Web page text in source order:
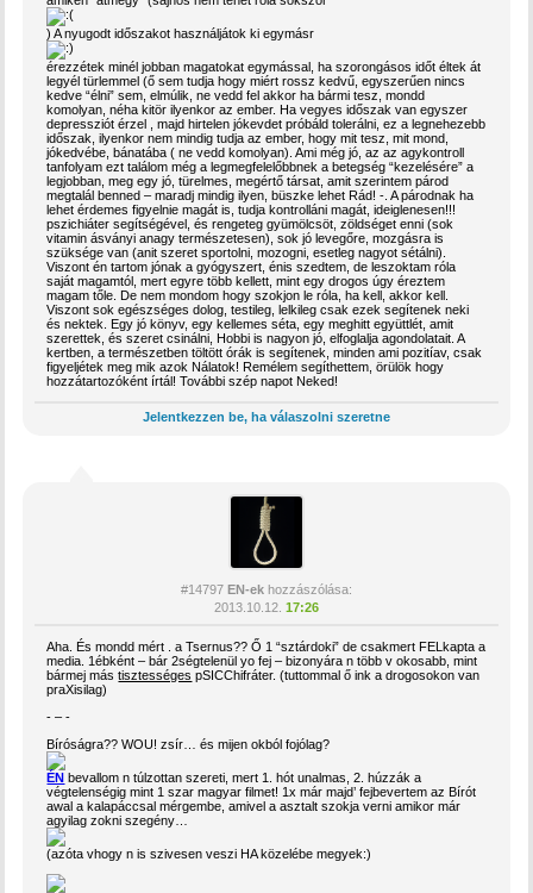
) A nyugodt időszakot használjátok ki egymásr
érezzétek minél jobban magatokat egymással, ha szorongásos időt éltek át
legyél türlemmel (ő sem tudja hogy miért rossz kedvű, egyszerűen nincs
kedve “élni” sem, elmúlik, ne vedd fel akkor ha bármi tesz, mondd
komolyan, néha kitör ilyenkor az ember. Ha vegyes időszak van egyszer
depressziót érzel , majd hirtelen jókevdet próbáld tolerálni, ez a legnehezebb
időszak, ilyenkor nem mindig tudja az ember, hogy mit tesz, mit mond,
jókedvébe, bánatába ( ne vedd komolyan). Ami még jó, az az agykontroll
tanfolyam ezt találom még a legmegfelelőbbnek a betegség “kezelésére” a
legjobban, meg egy jó, türelmes, megértő társat, amit szerintem párod
megtalál benned – maradj mindig ilyen, büszke lehet Rád! -. A párodnak ha
lehet érdemes figyelnie magát is, tudja kontrolláni magát, ideiglenesen!!!
pszichiáter segítségével, és rengeteg gyümölcsöt, zöldséget enni (sok
vitamin ásványi anagy természetesen), sok jó levegőre, mozgásra is
szüksége van (anit szeret sportolni, mozogni, esetleg nagyot sétálni).
Viszont én tartom jónak a gyógyszert, énis szedtem, de leszoktam róla
saját magamtól, mert egyre több kellett, mint egy drogos úgy éreztem
magam tőle. De nem mondom hogy szokjon le róla, ha kell, akkor kell.
Viszont sok egészséges dolog, testileg, lelkileg csak ezek segítenek neki
és nektek. Egy jó könyv, egy kellemes séta, egy meghitt együttlét, amit
szerettek, és szeret csinálni, Hobbi is nagyon jó, elfoglalja agondolatait. A
kertben, a természetben töltött órák is segítenek, minden ami pozitíav, csak
figyeljétek meg mik azok Nálatok! Remélem segíthettem, örülök hogy
hozzátartozóként írtál! További szép napot Neked!
Jelentkezzen be, ha válaszolni szeretne
#14797 EN-ek hozzászólása:
2013.10.12. 17:26
Aha. És mondd mért . a Tsernus?? Ő 1 “sztárdoki” de csakmert FELkapta a
media. 1ébként – bár 2ségtelenül yo fej – bizonyára n több v okosabb, mint
bármej mástisztességes pSICChifráter. (tuttommal ő ink a drogosokon van
praXisilag)
- – -
Bíróságra?? WOU! zsír… és mijen okból fojólag?
ÉN bevallom n túlzottan szereti, mert 1. hót unalmas, 2. húzzák a
végtelenségig mint 1 szar magyar filmet! 1x már majd’ fejbevertem az Bírót
awal a kalapáccsal mérgembe, amivel a asztalt szokja verni amikor már
agyilag zokni szegény…
(azóta vhogy n is szivesen veszi HA közelébe megyek:)